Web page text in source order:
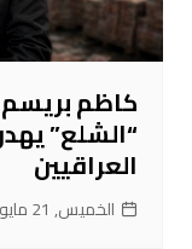
كاظم بريسم
العراقيين
الخميس, 21 مايو 2026, 23:15